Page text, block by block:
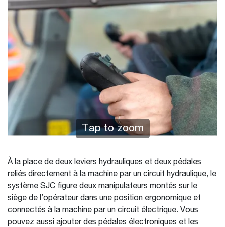
Tap to zoom
À la place de deux leviers hydrauliques et deux pédales
reliés directement à la machine par un circuit hydraulique, le
système SJC figure deux manipulateurs montés sur le
siège de l’opérateur dans une position ergonomique et
connectés à la machine par un circuit électrique. Vous
pouvez aussi ajouter des pédales électroniques et les